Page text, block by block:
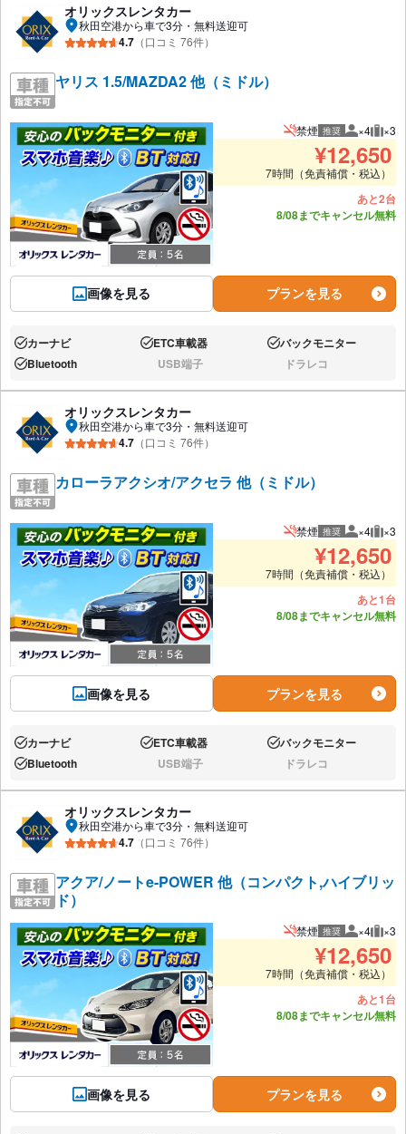
オリックスレンタカー
秋田空港から車で3分・無料送迎可
4.7 （口コミ 76件）
ヤリス 1.5/MAZDA2 他（ミドル）
画像を見る
禁煙 推奨 推奨人数
×4 推
×3
¥12,650
7時間（免責補償・税込）
あと2台
8/08までキャンセル無料
プランを見る
あり:カーナビ あり:ETC車載器 あり:バックモニター
あり:Bluetooth なし:USB端子 なし:ドラレコ
オリックスレンタカー
秋田空港から車で3分・無料送迎可
4.7 （口コミ 76件）
カローラアクシオ/アクセラ 他（ミドル）
画像を見る
禁煙 推奨 推奨人数
×4 推
×3
¥12,650
7時間（免責補償・税込）
あと1台
8/08までキャンセル無料
プランを見る
あり:カーナビ あり:ETC車載器 あり:バックモニター
あり:Bluetooth なし:USB端子 なし:ドラレコ
オリックスレンタカー
秋田空港から車で3分・無料送迎可
4.7 （口コミ 76件）
アクア/ノートe-POWER 他（コンパクト,ハイブリッ
ド）
画像を見る
禁煙 推奨 推奨人数
×4 推
×3
¥12,650
7時間（免責補償・税込）
あと1台
8/08までキャンセル無料
プランを見る